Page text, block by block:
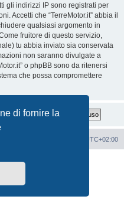
di fornire la
gli indirizzi IP sono registrati per
Accetti che “TerreMotor.it” abbia il
qualsiasi argomento in
fruitore di questo servizio,
tu abbia inviato sia conservata
non saranno divulgate a
o phpBB sono da ritenersi
che possa compromettere
UTC+02:00